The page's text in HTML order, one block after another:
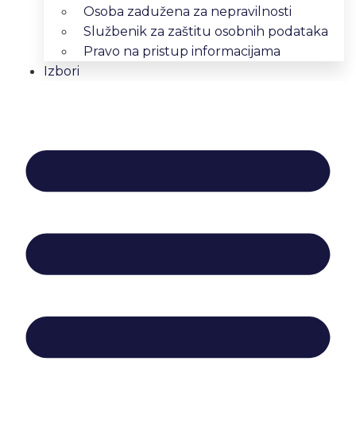
Osoba zadužena za nepravilnosti
Službenik za zaštitu osobnih podataka
Pravo na pristup informacijama
Izbori